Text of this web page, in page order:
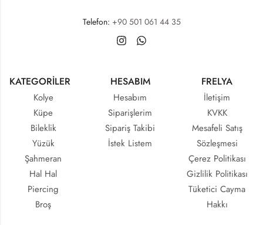
Telefon: +90 501 061 44 35
KATEGORİLER
Kolye
Küpe
Bileklik
Yüzük
Şahmeran
Hal Hal
Piercing
Broş
HESABIM
Hesabım
Siparişlerim
Sipariş Takibi
İstek Listem
FRELYA
İletişim
KVKK
Mesafeli Satış
Sözleşmesi
Çerez Politikası
Gizlilik Politikası
Tüketici Cayma
Hakkı